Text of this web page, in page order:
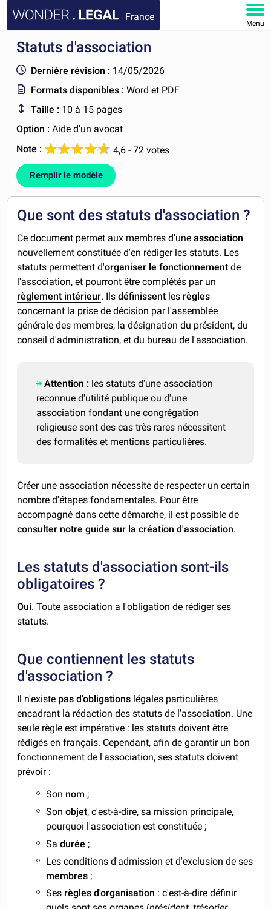
France
Menu
ACCUEIL
DOCUMENTS
FAQ
MON COMPTE
Statuts d'association
Dernière révision : 14/05/2026
Formats disponibles :Word et PDF
Taille : 10 à 15 pages
Option :Aide d'un avocat
Note :
4,6 - 72 votes
Remplir le modèle
Que sont des statuts d'association ?
Ce document permet aux membres d'uneassociation
nouvellement constituée d'en rédiger les statuts. Les
statuts permettent d'organiser le fonctionnement de
l'association, et pourront être complétés par un
règlement intérieur. Ilsdéfinissent les règles
concernant la prise de décision par l'assemblée
générale des membres, la désignation du président, du
conseil d'administration, et du bureau de l'association.
Attention : les statuts d'une association
reconnue d'utilité publique ou d'une
association fondant une congrégation
religieuse sont des cas très rares nécessitent
des formalités et mentions particulières.
Créer une association nécessite de respecter un certain
nombre d'étapes fondamentales. Pour être
accompagné dans cette démarche, il est possible de
consulter notre guide sur la création d'association.
Les statuts d'association sont-ils
obligatoires ?
Oui. Toute association a l'obligation de rédiger ses
statuts.
Que contiennent les statuts
d'association ?
Il n'existe pas d'obligations légales particulières
encadrant la rédaction des statuts de l'association. Une
seule règle est impérative : les statuts doivent être
rédigés en français. Cependant, afin de garantir un bon
fonctionnement de l'association, ses statuts doivent
prévoir :
Son nom ;
Sonobjet, c'est-à-dire, sa mission principale,
pourquoi l'association est constituée ;
Sadurée ;
Les conditions d'admission et d'exclusion de ses
membres ;
Ses règles d'organisation : c'est-à-dire définir